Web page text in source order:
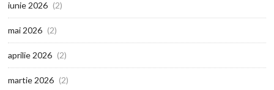
iunie 2026 (2)
mai 2026 (2)
aprilie 2026 (2)
martie 2026 (2)